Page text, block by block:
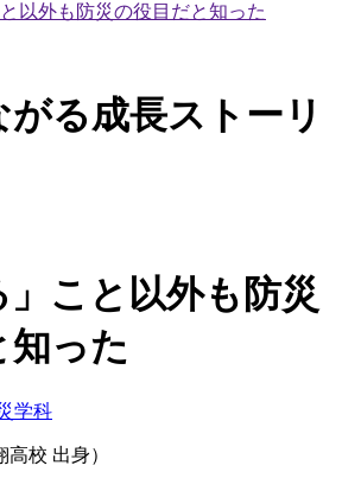
以外も防災の役目だと知った
る成長ストーリ
」こと以外も防災
知った
学科
高校 出身）